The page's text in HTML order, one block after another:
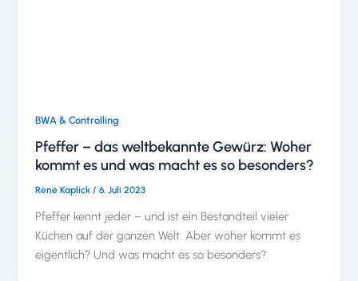
BWA & Controlling
Pfeffer – das weltbekannte Gewürz: Woher
kommt es und was macht es so besonders?
Rene Kaplick/6. Juli 2023
Pfeffer kennt jeder – und ist ein Bestandteil vieler
Küchen auf der ganzen Welt. Aber woher kommt es
eigentlich? Und was macht es so besonders?